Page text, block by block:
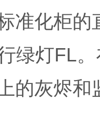
准化柜
绿灯FL
的灰烬